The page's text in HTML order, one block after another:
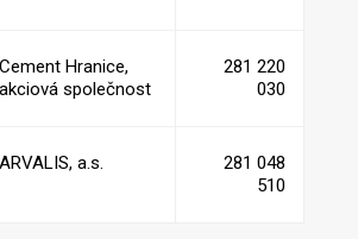
Cement Hranice,
akciová společnost
281 220
030
ARVALIS, a.s.
281 048
510